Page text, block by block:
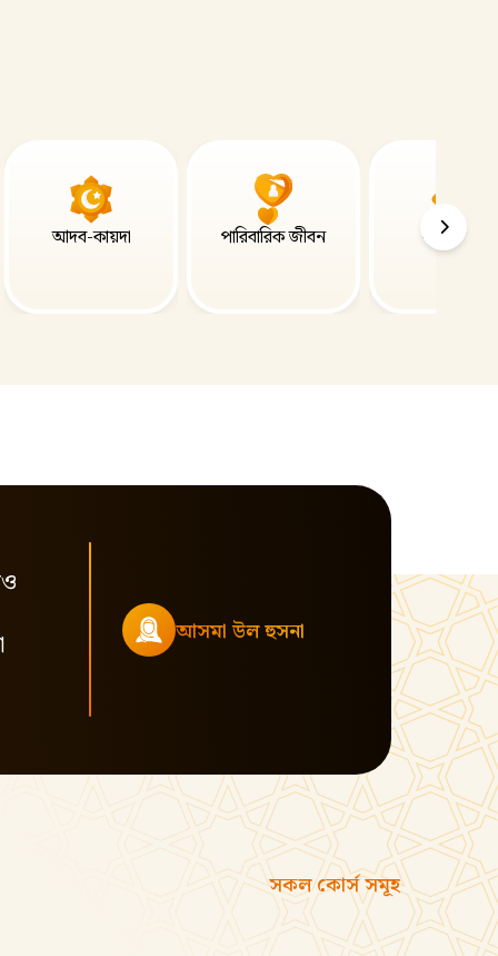
আদব-কায়দা পারিবারিক জীবন নতুন কোর্স
আসমা উল হুসনা
সকল কোর্স সমূহ